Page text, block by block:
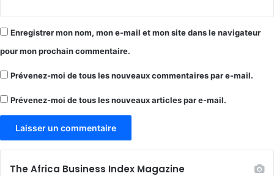
Enregistrer mon nom, mon e-mail et mon site dans le navigateur
pour mon prochain commentaire.
Prévenez-moi de tous les nouveaux commentaires par e-mail.
Prévenez-moi de tous les nouveaux articles par e-mail.
The Africa Business Index Magazine